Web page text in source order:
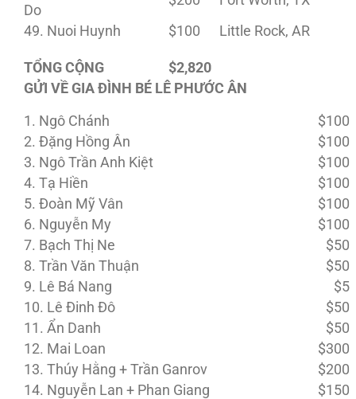
Do
49. Nuoi Huynh
$100 Little Rock, AR
TỔNG CỘNG
$2,820
GỬI VỀ GIA ĐÌNH BÉ LÊ PHƯỚC ÂN
1. Ngô Chánh
$100
2. Đặng Hồng Ân
$100
3. Ngô Trần Anh Kiệt
$100
4. Tạ Hiền
$100
5. Đoàn Mỹ Vân
$100
6. Nguyễn My
$100
7. Bạch Thị Ne
$50
8. Trần Văn Thuận
$50
9. Lê Bá Nang
$5
10. Lê Đinh Đô
$50
11. Ẩn Danh
$50
12. Mai Loan
$300
13. Thúy Hằng + Trần Ganrov
$200
14. Nguyễn Lan + Phan Giang
$150